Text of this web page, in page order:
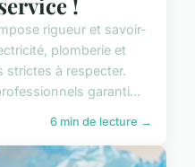
!
rigueur et savoir-
plomberie et
strictes à respecter.
garanti...
6 min de lecture →